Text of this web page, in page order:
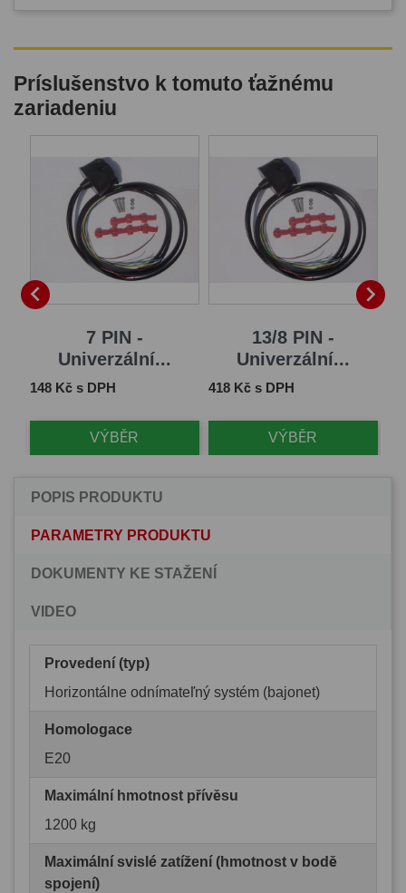
Príslušenstvo k tomuto ťažnému
zariadeniu

7 PIN -
Univerzální...
Cena
148 Kč s DPH
VÝBĚR
13/8 PIN -
Univerzální...
Cena
418 Kč s DPH
VÝBĚR

POPIS PRODUKTU
PARAMETRY PRODUKTU
DOKUMENTY KE STAŽENÍ
VIDEO
Provedení (typ)
Horizontálne odnímateľný systém (bajonet)
Homologace
E20
Maximální hmotnost přívěsu
1200 kg
Maximální svislé zatížení (hmotnost v bodě
spojení)